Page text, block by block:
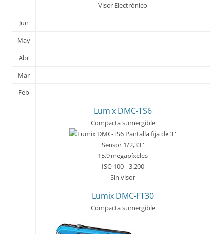
Visor Electrónico
Jun
May
Abr
Mar
Feb
Lumix DMC-TS6
Compacta sumergible
Pantalla fija de 3''
Sensor 1/2,33''
15,9 megapíxeles
ISO 100 - 3.200
Sin visor
Lumix DMC-FT30
Compacta sumergible